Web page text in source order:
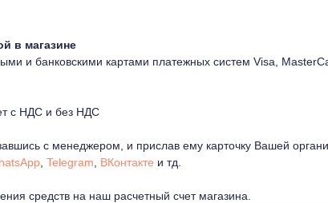
в магазине
и банковскими картами платежных систем Visa,
с НДС и без НДС
с менеджером, и прислав ему карточку Вашей
Telegram ВКонтакте и тд.
средств на наш расчетный счет магазина.